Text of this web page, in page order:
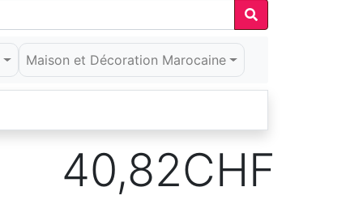
Maison et Décoration Marocaine
40,82CHF